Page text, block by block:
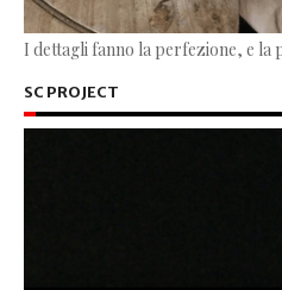
I dettagli fanno la perfezione, e la
SC PROJECT